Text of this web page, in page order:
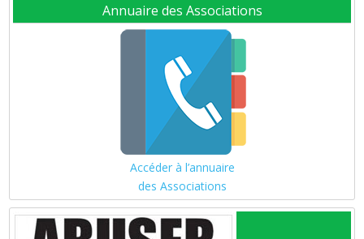
Annuaire des Associations
Accéder à l’annuaire
des Associations